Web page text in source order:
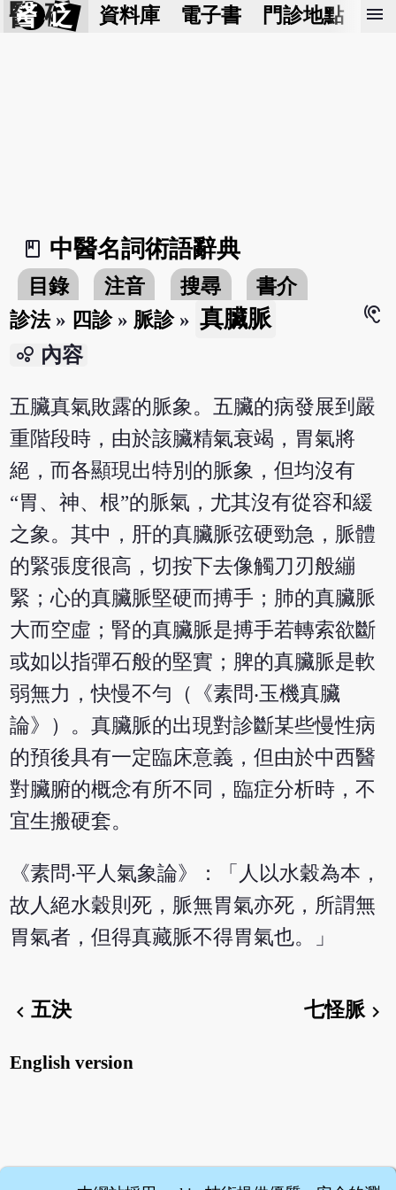
醫 砭 資料庫 電子書 門診地點 預
menu
book_2
中醫名詞術語辭典
目錄 注音 搜尋
書介
診法» 四診» 脈診» 真臟脈
hearing
bubble_chart 內容
五臟真氣敗露的脈象。五臟的病發展到嚴
重階段時，由於該臟精氣衰竭，胃氣將
絕，而各顯現出特別的脈象，但均沒有
“胃、神、根”的脈氣，尤其沒有從容和緩
之象。其中，肝的真臟脈弦硬勁急，脈體
的緊張度很高，切按下去像觸刀刃般繃
緊；心的真臟脈堅硬而搏手；肺的真臟脈
大而空虛；腎的真臟脈是搏手若轉索欲斷
或如以指彈石般的堅實；脾的真臟脈是軟
弱無力，快慢不勻（《素問‧玉機真臟
論》）。真臟脈的出現對診斷某些慢性病
的預後具有一定臨床意義，但由於中西醫
對臟腑的概念有所不同，臨症分析時，不
宜生搬硬套。
《素問‧平人氣象論》：「人以水穀為本，
故人絕水穀則死，脈無胃氣亦死，所謂無
胃氣者，但得真藏脈不得胃氣也。」
chevron_left五決 七怪脈chevron_right
English version